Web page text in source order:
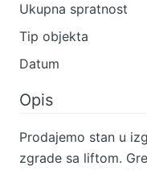
Ukupna spratnost
Tip objekta
Datum
Opis
Prodajemo stan u
zgrade sa liftom.